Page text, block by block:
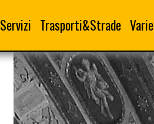
Servizi Trasporti&Strade Varie